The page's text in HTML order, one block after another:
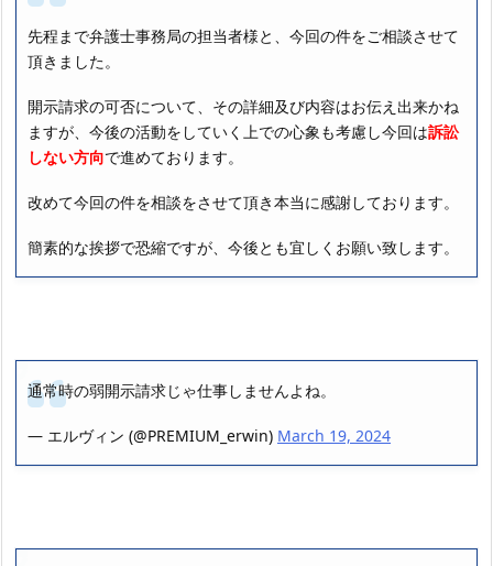
先程まで弁護士事務局の担当者様と、今回の件をご相談させて
頂きました。
開示請求の可否について、その詳細及び内容はお伝え出来かね
ますが、今後の活動をしていく上での心象も考慮し今回は訴訟
しない方向で進めております。
改めて今回の件を相談をさせて頂き本当に感謝しております。
簡素的な挨拶で恐縮ですが、今後とも宜しくお願い致します。
通常時の弱開示請求じゃ仕事しませんよね。
— エルヴィン (@PREMIUM_erwin) March 19, 2024